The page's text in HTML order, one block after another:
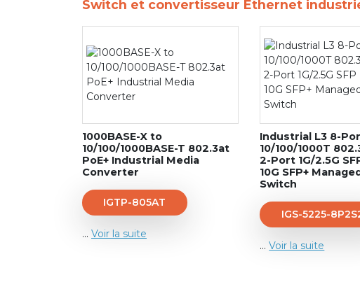
Switch et convertisseur Ethernet
1000BASE-X to
10/100/1000BASE-T 802.3at
PoE+ Industrial Media
Converter
IGTP-805AT
... Voir la suite
Industrial L3 8-
10/100/1000T
2-Port 1G/2.5G
10G SFP+
Switch
IGS-5225-
... Voir la suite